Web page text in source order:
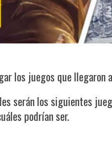
los juegos que llegaron
serán los siguientes
podrían ser.